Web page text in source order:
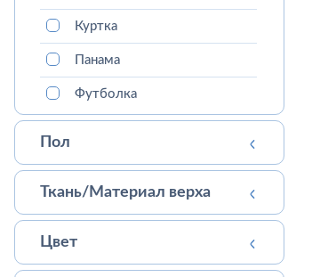
Куртка
Панама
Футболка
Пол
Ткань/Материал верха
Цвет